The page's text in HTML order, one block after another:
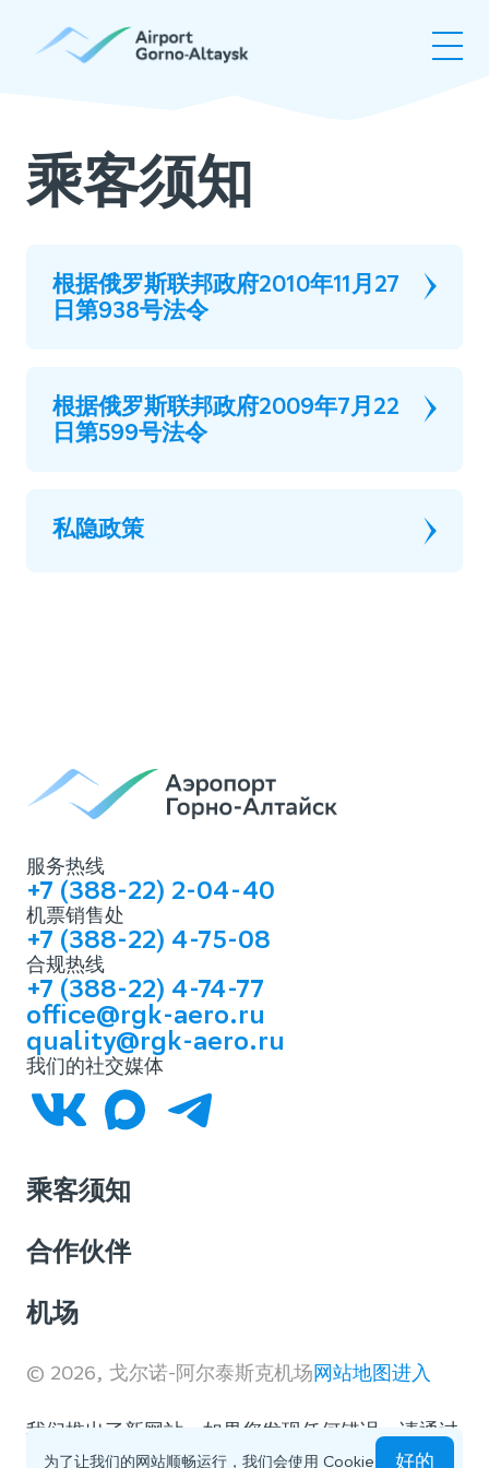
息
开乘客须知
根据俄罗斯联邦政府2010年11月27
日第938号法令
根据俄罗斯联邦政府2009年7月22
日第599号法令
私隐政策
服务热线
+7 (388-22) 2-04-40
机票销售处
+7 (388-22) 4-75-08
合规热线
+7 (388-22) 4-74-77
office@rgk-aero.ru
quality@rgk-aero.ru
我们的社交媒体
乘客须知
合作伙伴
机场
© 2026, 戈尔诺-阿尔泰斯克机场网站地图进入
我们推出了新网站。如果您发现任何错误，请通过
反馈表单告知我们。
为了让我们的网站顺畅运行，我们会使用 Cookie 好的